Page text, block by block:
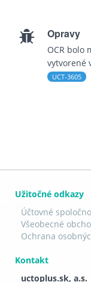
Opravy
OCR bolo
vytvorené
UCT-3605
Užitočné odkazy
Účtovné
Všeobecné
Ochrana
Kontakt
uctoplus.sk, a.s.